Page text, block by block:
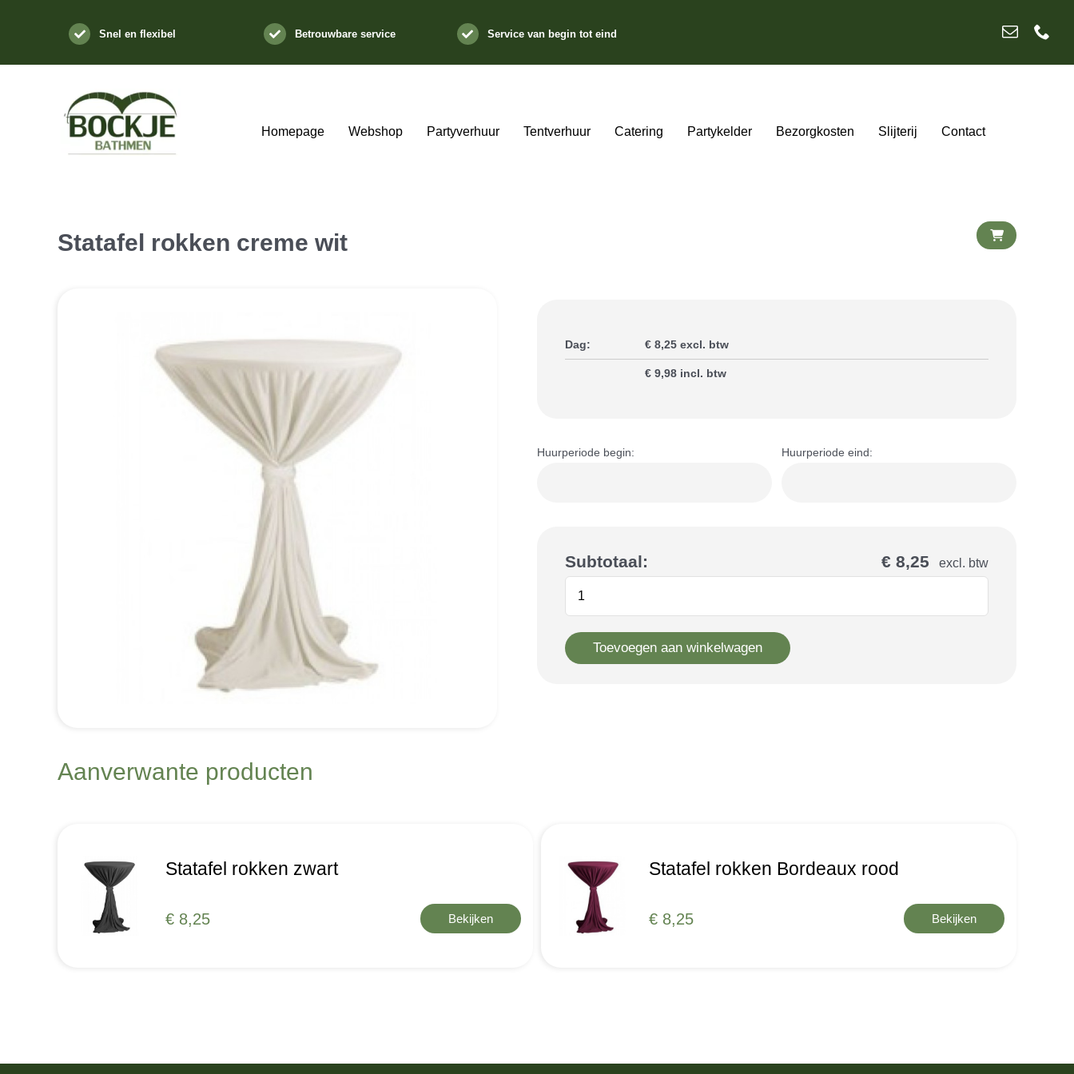
Snel en flexibel Betrouwbare service Service van begin tot eind
Homepage Webshop Partyverhuur Tentverhuur Catering Partykelder Bezorgkosten Slijterij Contact
Statafel rokken creme wit
Dag: € 8,25 excl. btw
€ 9,98 incl. btw
Huurperiode begin: Huurperiode eind:
Subtotaal: € 8,25 excl. btw
Toevoegen aan winkelwagen
Aanverwante producten
Statafel rokken zwart
€ 8,25 Bekijken
Statafel rokken Bordeaux rood
€ 8,25 Bekijken